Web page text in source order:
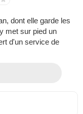
dont elle garde les
met sur pied un
d'un service de